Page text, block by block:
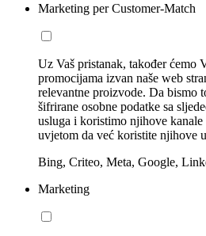
Marketing per Customer-Match
Uz Vaš pristanak, također ćemo
promocijama izvan naše web
relevantne proizvode. Da bismo
šifrirane osobne podatke sa
usluga i koristimo njihove kanale
uvjetom da već koristite njihove
Bing, Criteo, Meta, Google,
Marketing